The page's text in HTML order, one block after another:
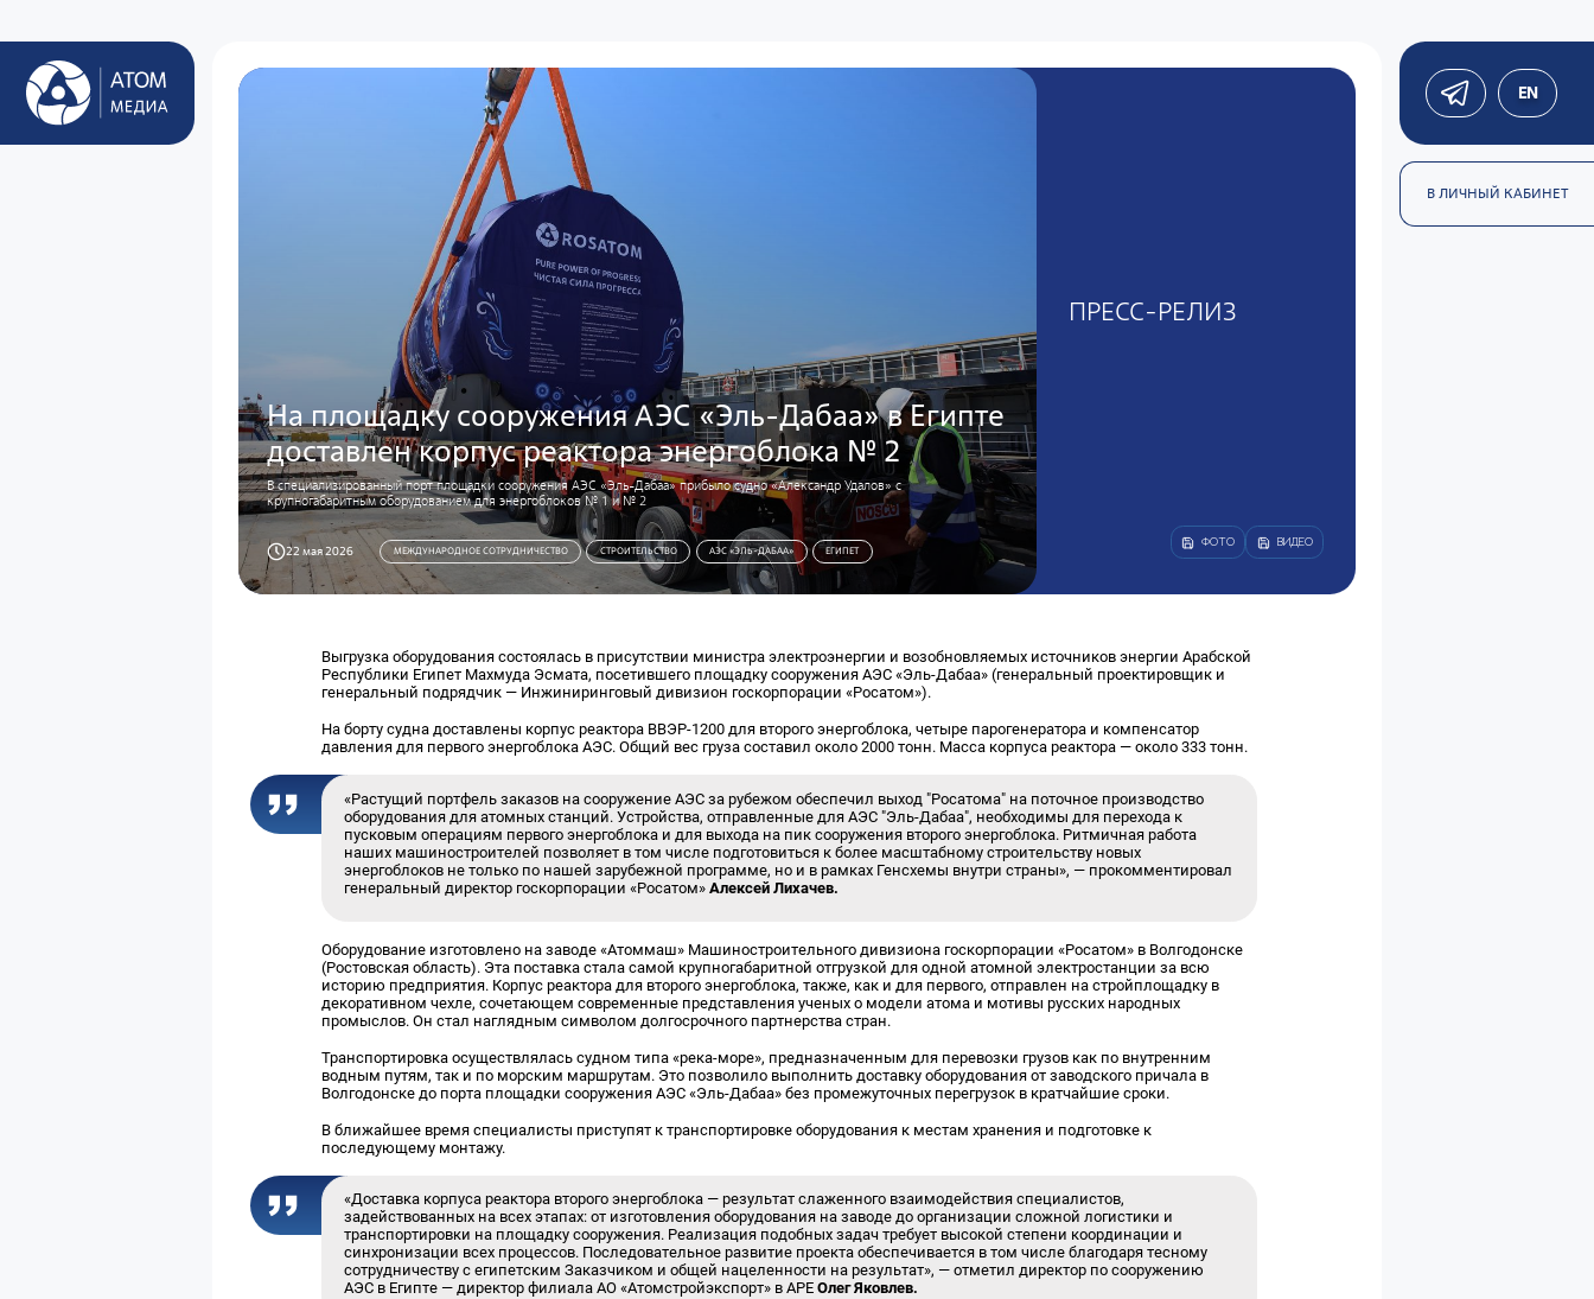
EN
В ЛИЧНЫЙ КАБИНЕТ
На площадку сооружения АЭС «Эль-Дабаа» в Египте
доставлен корпус реактора энергоблока № 2
В специализированный порт площадки сооружения АЭС «Эль-Дабаа» прибыло судно «Александр Удалов» с
крупногабаритным оборудованием для энергоблоков № 1 и № 2
22 мая 2026 МЕЖДУНАРОДНОЕ СОТРУДНИЧЕСТВО СТРОИТЕЛЬСТВО АЭС «ЭЛЬ-ДАБАА» ЕГИПЕТ
ПРЕСС-РЕЛИЗ
ФОТО ВИДЕО
Выгрузка оборудования состоялась в присутствии министра электроэнергии и возобновляемых источников энергии Арабской
Республики Египет Махмуда Эсмата, посетившего площадку сооружения АЭС «Эль-Дабаа» (генеральный проектировщик и
генеральный подрядчик — Инжиниринговый дивизион госкорпорации «Росатом»).
На борту судна доставлены корпус реактора ВВЭР-1200 для второго энергоблока, четыре парогенератора и компенсатор
давления для первого энергоблока АЭС. Общий вес груза составил около 2000 тонн. Масса корпуса реактора — около 333 тонн.
«Растущий портфель заказов на сооружение АЭС за рубежом обеспечил выход "Росатома" на поточное производство
оборудования для атомных станций. Устройства, отправленные для АЭС "Эль-Дабаа", необходимы для перехода к
пусковым операциям первого энергоблока и для выхода на пик сооружения второго энергоблока. Ритмичная работа
наших машиностроителей позволяет в том числе подготовиться к более масштабному строительству новых
энергоблоков не только по нашей зарубежной программе, но и в рамках Генсхемы внутри страны», — прокомментировал
генеральный директор госкорпорации «Росатом»Алексей Лихачев.
Оборудование изготовлено на заводе «Атоммаш» Машиностроительного дивизиона госкорпорации «Росатом» в Волгодонске
(Ростовская область). Эта поставка стала самой крупногабаритной отгрузкой для одной атомной электростанции за всю
историю предприятия. Корпус реактора для второго энергоблока, также, как и для первого, отправлен на стройплощадку в
декоративном чехле, сочетающем современные представления ученых о модели атома и мотивы русских народных
промыслов. Он стал наглядным символом долгосрочного партнерства стран.
Транспортировка осуществлялась судном типа «река-море», предназначенным для перевозки грузов как по внутренним
водным путям, так и по морским маршрутам. Это позволило выполнить доставку оборудования от заводского причала в
Волгодонске до порта площадки сооружения АЭС «Эль-Дабаа» без промежуточных перегрузок в кратчайшие сроки.
В ближайшее время специалисты приступят к транспортировке оборудования к местам хранения и подготовке к
последующему монтажу.
«Доставка корпуса реактора второго энергоблока — результат слаженного взаимодействия специалистов,
задействованных на всех этапах: от изготовления оборудования на заводе до организации сложной логистики и
транспортировки на площадку сооружения. Реализация подобных задач требует высокой степени координации и
синхронизации всех процессов. Последовательное развитие проекта обеспечивается в том числе благодаря тесному
сотрудничеству с египетским Заказчиком и общей нацеленности на результат», — отметил директор по сооружению
АЭС в Египте — директор филиала АО «Атомстройэкспорт» в АРЕОлег Яковлев.